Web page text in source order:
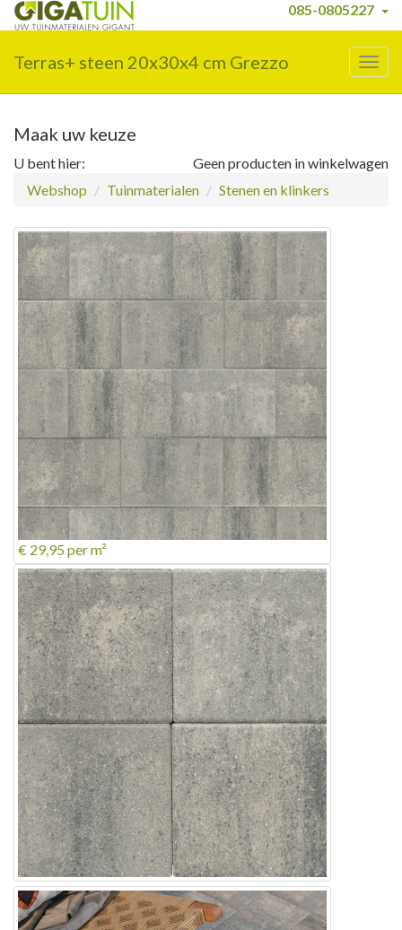
085-0805227
Terras+ steen 20x30x4 cm Grezzo
Maak uw keuze
Geen producten in winkelwagen
U bent hier:
Webshop
Tuinmaterialen Stenen en klinkers
€ 29,95 per m²